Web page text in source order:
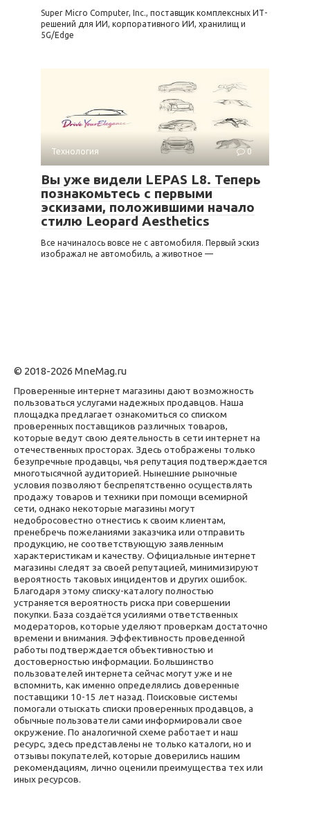
Super Micro Computer, Inc., поставщик комплексных ИТ-
решений для ИИ, корпоративного ИИ, хранилищ и
5G/Edge
Технология 0
Вы уже видели LEPAS L8. Теперь
познакомьтесь с первыми
эскизами, положившими начало
стилю Leopard Aesthetics
Все начиналось вовсе не с автомобиля. Первый эскиз
изображал не автомобиль, а животное —
© 2018-2026 MneMag.ru
Проверенные интернет магазины дают возможность
пользоваться услугами надежных продавцов. Наша
площадка предлагает ознакомиться со списком
проверенных поставщиков различных товаров,
которые ведут свою деятельность в сети интернет на
отечественных просторах. Здесь отображены только
безупречные продавцы, чья репутация подтверждается
многотысячной аудиторией. Нынешние рыночные
условия позволяют беспрепятственно осуществлять
продажу товаров и техники при помощи всемирной
сети, однако некоторые магазины могут
недобросовестно отнестись к своим клиентам,
пренебречь пожеланиями заказчика или отправить
продукцию, не соответствующую заявленным
характеристикам и качеству. Официальные интернет
магазины следят за своей репутацией, минимизируют
вероятность таковых инцидентов и других ошибок.
Благодаря этому списку-каталогу полностью
устраняется вероятность риска при совершении
покупки. База создаётся усилиями ответственных
модераторов, которые уделяют проверкам достаточно
времени и внимания. Эффективность проведенной
работы подтверждается объективностью и
достоверностью информации. Большинство
пользователей интернета сейчас могут уже и не
вспомнить, как именно определялись доверенные
поставщики 10-15 лет назад. Поисковые системы
помогали отыскать списки проверенных продавцов, а
обычные пользователи сами информировали свое
окружение. По аналогичной схеме работает и наш
ресурс, здесь представлены не только каталоги, но и
отзывы покупателей, которые доверились нашим
рекомендациям, лично оценили преимущества тех или
иных ресурсов.